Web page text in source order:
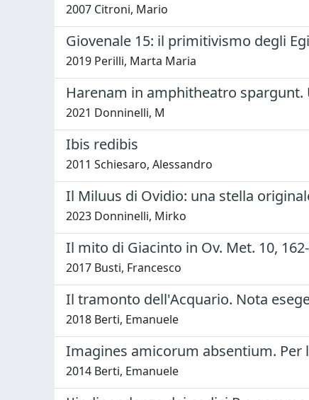
2007 Citroni, Mario
Giovenale 15: il primitivismo degli
2019 Perilli, Marta Maria
Harenam in amphitheatro spargunt.
2021 Donninelli, M
Ibis redibis
2011 Schiesaro, Alessandro
Il Miluus di Ovidio: una stella
2023 Donninelli, Mirko
Il mito di Giacinto in Ov. Met. 10,
2017 Busti, Francesco
Il tramonto dell'Acquario. Nota
2018 Berti, Emanuele
Imagines amicorum absentium. Per
2014 Berti, Emanuele